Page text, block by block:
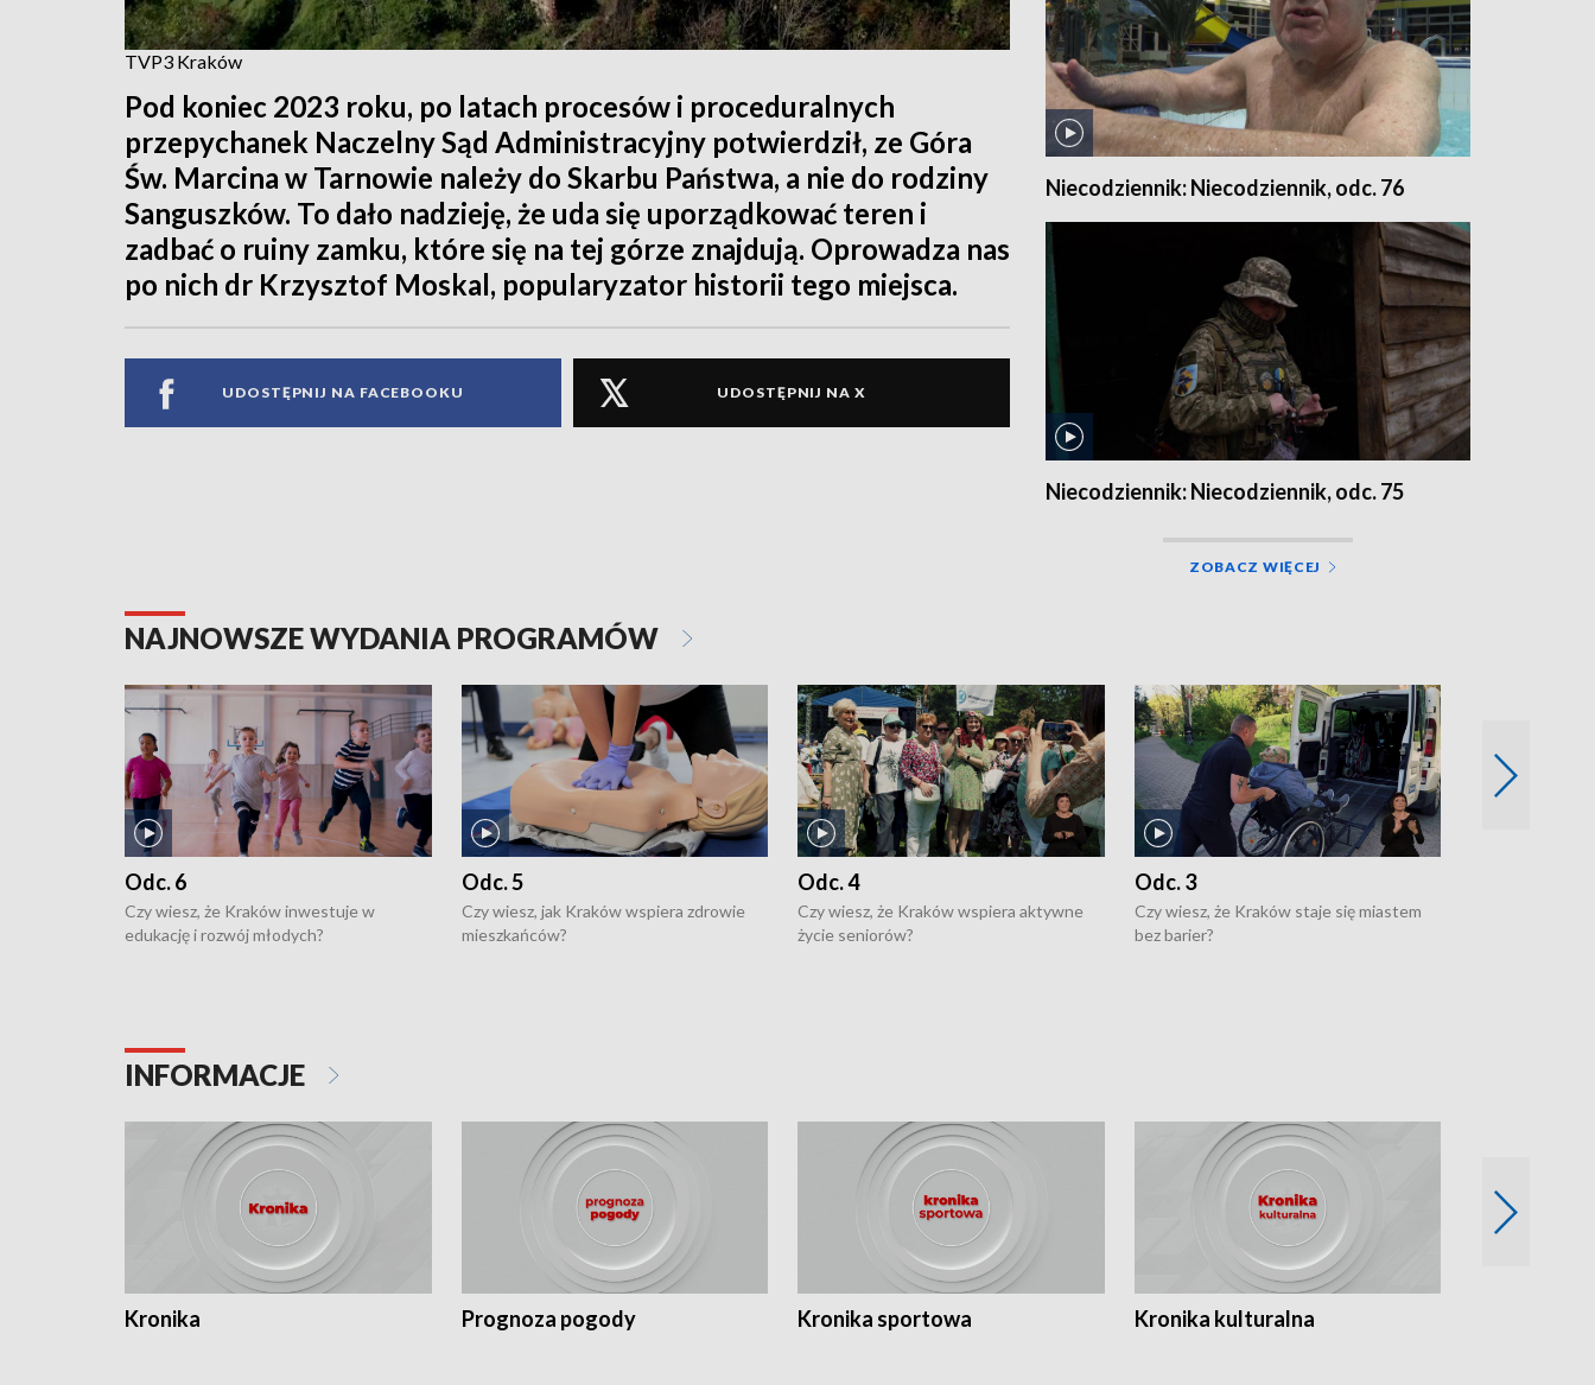
TVP3 Kraków
Pod koniec 2023 roku, po latach procesów i proceduralnych
przepychanek Naczelny Sąd Administracyjny potwierdził, ze Góra
Św. Marcina w Tarnowie należy do Skarbu Państwa, a nie do rodziny
Sanguszków. To dało nadzieję, że uda się uporządkować teren i
zadbać o ruiny zamku, które się na tej górze znajdują. Oprowadza nas
po nich dr Krzysztof Moskal, popularyzator historii tego miejsca.
UDOSTĘPNIJ NA FACEBOOKU UDOSTĘPNIJ NA X
Niecodziennik: Niecodziennik, odc. 76
Niecodziennik: Niecodziennik, odc. 75
ZOBACZ WIĘCEJ
NAJNOWSZE WYDANIA PROGRAMÓW
Odc. 6
Czy wiesz, że Kraków inwestuje w
edukację i rozwój młodych?
Odc. 5
Czy wiesz, jak Kraków wspiera zdrowie
mieszkańców?
Odc. 4
Czy wiesz, że Kraków wspiera aktywne
życie seniorów?
Odc. 3
Czy wiesz, że Kraków staje się miastem
bez barier?
INFORMACJE
Kronika Prognoza pogody Kronika sportowa Kronika kulturalna